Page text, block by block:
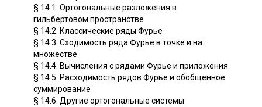
§ 14.1. Ортогональные разложения в
гильбертовом пространстве
§ 14.2. Классические ряды Фурье
§ 14.3. Сходимость ряда Фурье в точке и на
множестве
§ 14.4. Вычисления с рядами Фурье и приложения
§ 14.5. Расходимость рядов Фурье и обобщенное
суммирование
§ 14.6. Другие ортогональные системы